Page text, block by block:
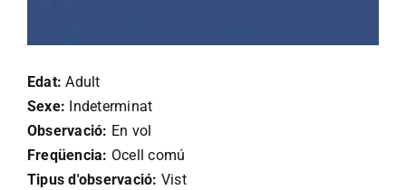
Edat: Adult
Sexe: Indeterminat
Observació: En vol
Freqüencia: Ocell comú
Tipus d'observació: Vist